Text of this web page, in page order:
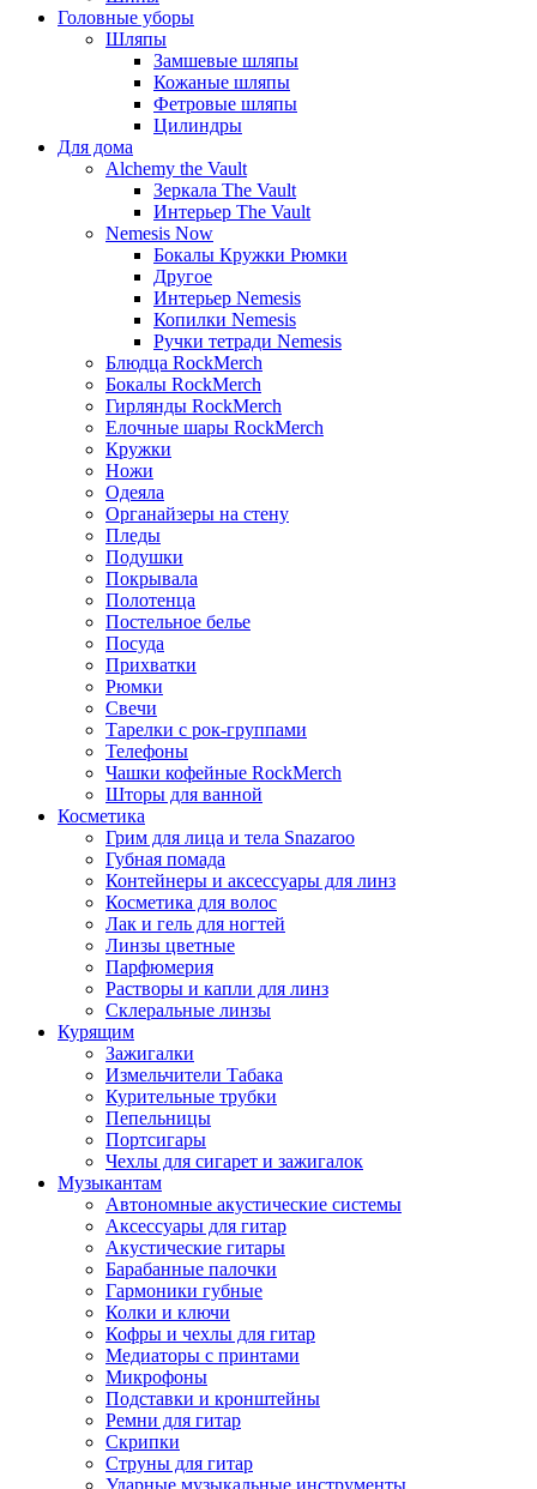
Головные уборы
Шляпы
Замшевые шляпы
Кожаные шляпы
Фетровые шляпы
Цилиндры
Для дома
Alchemy the Vault
Зеркала The Vault
Интерьер The Vault
Nemesis Now
Бокалы Кружки Рюмки
Другое
Интерьер Nemesis
Копилки Nemesis
Ручки тетради Nemesis
Блюдца RockMerch
Бокалы RockMerch
Гирлянды RockMerch
Елочные шары RockMerch
Кружки
Ножи
Одеяла
Органайзеры на стену
Пледы
Подушки
Покрывала
Полотенца
Постельное белье
Посуда
Прихватки
Рюмки
Свечи
Тарелки с рок-группами
Телефоны
Чашки кофейные RockMerch
Шторы для ванной
Косметика
Грим для лица и тела Snazaroo
Губная помада
Контейнеры и аксессуары для линз
Косметика для волос
Лак и гель для ногтей
Линзы цветные
Парфюмерия
Растворы и капли для линз
Склеральные линзы
Курящим
Зажигалки
Измельчители Табака
Курительные трубки
Пепельницы
Портсигары
Чехлы для сигарет и зажигалок
Музыкантам
Автономные акустические системы
Аксессуары для гитар
Акустические гитары
Барабанные палочки
Гармоники губные
Колки и ключи
Кофры и чехлы для гитар
Медиаторы с принтами
Микрофоны
Подставки и кронштейны
Ремни для гитар
Скрипки
Струны для гитар
Ударные музыкальные инструменты